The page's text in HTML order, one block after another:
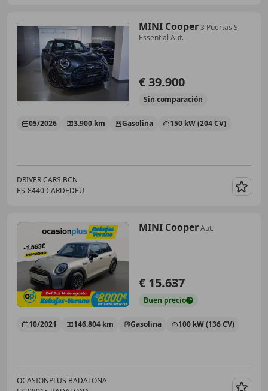
MINI Cooper3 Puertas S
Essential Aut.
€ 39.900
Sin comparación
05/2026 3.900 km Gasolina 150 kW (204 CV)
DRIVER CARS BCN
ES-8440 CARDEDEU
MINI CooperAut.
€ 15.637
Buen precio
10/2021 146.804 km Gasolina 100 kW (136 CV)
OCASIONPLUS BADALONA